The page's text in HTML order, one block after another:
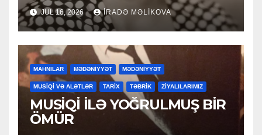
JUL 16, 2026 İRADƏ MƏLIKOVA
MAHNILAR MƏDƏNİYYƏT MƏDƏNİYYƏT
MUSİQİ VƏ ALƏTLƏR TARİX TƏBRİK ZİYALILARIMIZ
MUSİQİ İLƏ YOĞRULMUŞ BİR
ÖMÜR